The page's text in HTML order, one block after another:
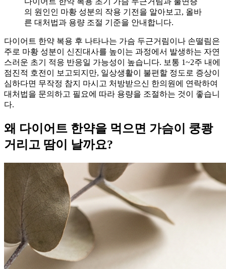
의 원인인 마황 성분의 작용 기전을 알아보고, 올바
른 대처법과 용량 조절 기준을 안내합니다.
다이어트 한약 복용 후 나타나는 가슴 두근거림이나 손떨림은
주로 마황 성분이 신진대사를 높이는 과정에서 발생하는 자연
스러운 초기 적응 반응일 가능성이 높습니다. 보통 1~2주 내에
점진적 호전이 보고되지만, 일상생활이 불편할 정도로 증상이
심하다면 무작정 참지 마시고 처방받으신 한의원에 연락하여
대처법을 문의하고 필요에 따라 용량을 조절하는 것이 좋습니
다.
왜 다이어트 한약을 먹으면 가슴이 쿵쾅
거리고 땀이 날까요?